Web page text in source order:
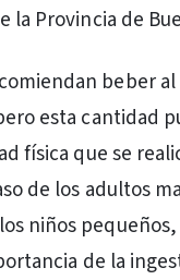
la Provincia de
beber
esta cantidad
física que se
de los adultos
niños
de la